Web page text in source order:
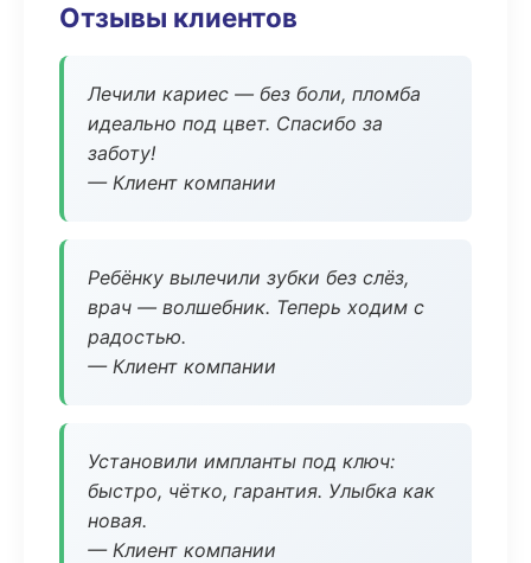
Отзывы клиентов
Лечили кариес — без боли, пломба
идеально под цвет. Спасибо за
заботу!
— Клиент компании
Ребёнку вылечили зубки без слёз,
врач — волшебник. Теперь ходим с
радостью.
— Клиент компании
Установили импланты под ключ:
быстро, чётко, гарантия. Улыбка как
новая.
— Клиент компании